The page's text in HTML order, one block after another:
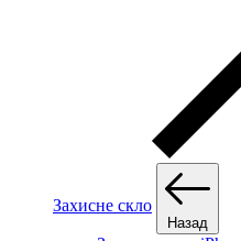
Захисне скло
Назад